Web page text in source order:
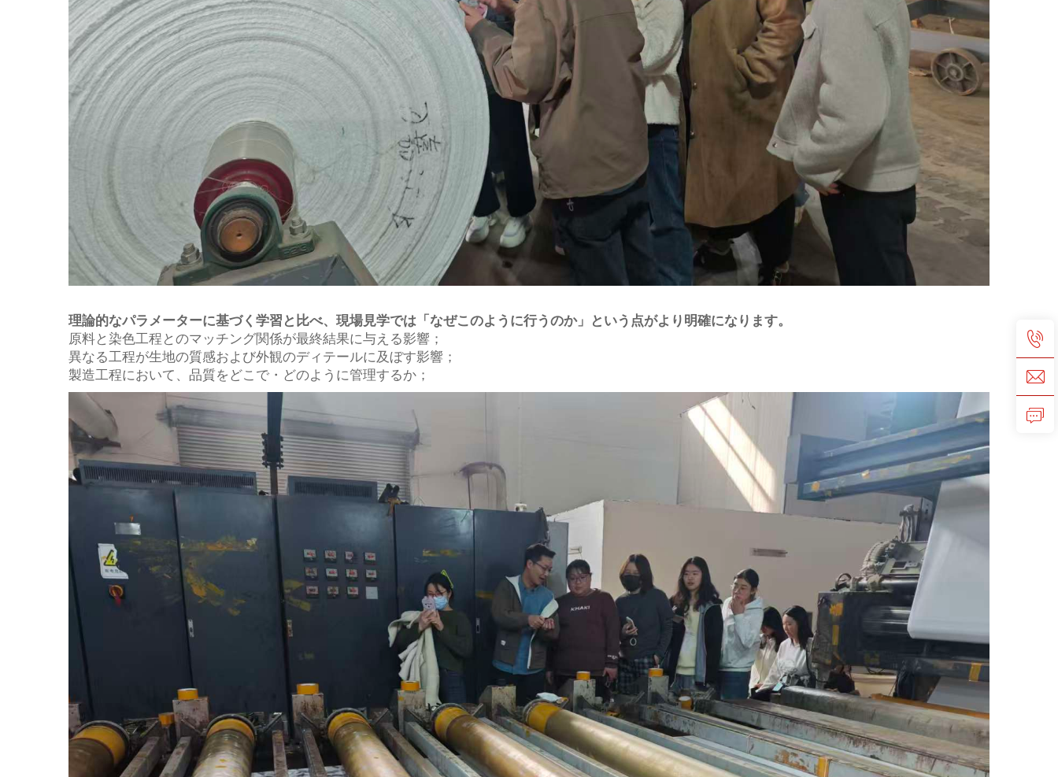
理論的なパラメーターに基づく学習と比べ、現場見学では「なぜこのように行うのか」という点がより明確になります。
原料と染色工程とのマッチング関係が最終結果に与える影響；
異なる工程が生地の質感および外観のディテールに及ぼす影響；
製造工程において、品質をどこで・どのように管理するか；